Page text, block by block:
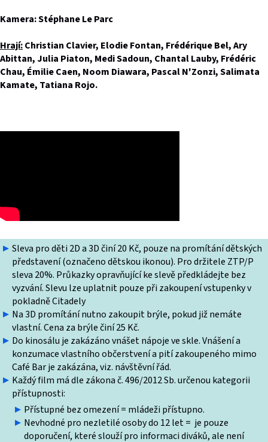
Sleva pro děti 2D a 3D činí 20 Kč, pouze na promítání dětských
představení (označeno dětskou ikonou). Pro držitele ZTP/P
sleva 20%. Průkazky opravňující ke slevě předkládejte bez
vyzvání. Slevu lze uplatnit pouze při zakoupení vstupenky v
pokladně Citadely
Na 3D promítání nutno zakoupit brýle, pokud již nemáte
vlastní. Cena za brýle činí 25 Kč.
Do kinosálu je zakázáno vnášet nápoje ve skle. Vnášení a
konzumace vlastního občerstvení a pití zakoupeného mimo
Café Bar je zakázána, viz. návštěvní řád.
Každý film má dle zákona č. 496/2012 Sb. určenou kategorii
přístupnosti:
Přístupné bez omezení = mládeži přístupno.
Nevhodné pro nezletilé osoby do 12 let = je pouze
doporučení, které slouží pro informaci diváků, ale není
Kamera: Stéphane Le Parc
Hrají:Christian Clavier, Elodie Fontan, Frédérique Bel, Ary
Abittan, Julia Piaton, Medi Sadoun, Chantal Lauby, Frédéric
Chau, Émilie Caen, Noom Diawara, Pascal N'Zonzi, Salimata
Kamate, Tatiana Rojo.